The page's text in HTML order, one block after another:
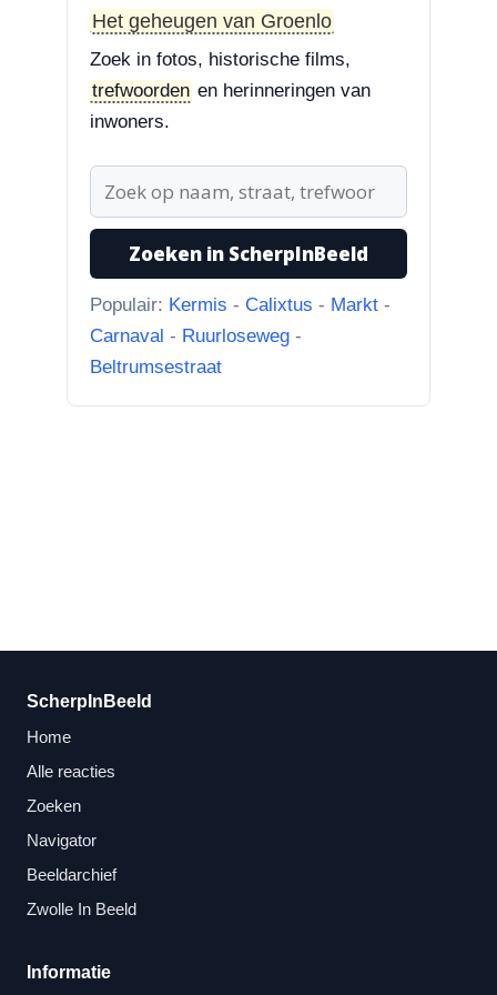
Styrum. Pracht boom!”
3-8-2026
Zoekplaatjes uit Grolle
“Nog een tip. Deze buurman
“naar...”
Koningssteeg met parkeerterrein
Het geheugen van Groenlo
Zoek in fotos, historische films,
trefwoorden en herinneringen van
inwoners.
Zoeken in ScherpInBeeld
Populair: Kermis - Calixtus - Markt -
Carnaval - Ruurloseweg -
Beltrumsestraat
ScherpInBeeld
Home
Alle reacties
Zoeken
Navigator
Beeldarchief
Zwolle In Beeld
Informatie